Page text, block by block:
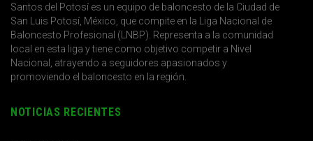
Santos del Potosí es un equipo de baloncesto de la Ciudad de
San Luis Potosí, México, que compite en la Liga Nacional de
Baloncesto Profesional (LNBP). Representa a la comunidad
local en esta liga y tiene como objetivo competir a Nivel
Nacional, atrayendo a seguidores apasionados y
promoviendo el baloncesto en la región.
NOTICIAS RECIENTES